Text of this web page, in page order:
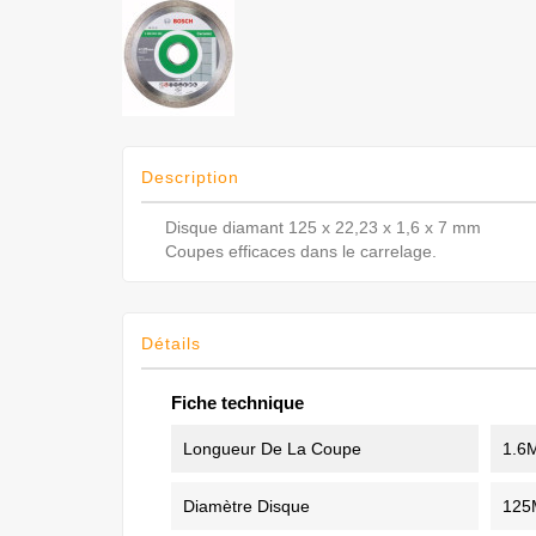
Description
Disque diamant 125 x 22,23 x 1,6 x 7 mm
Coupes efficaces dans le carrelage.
Détails
Fiche technique
Longueur De La Coupe
Diamètre Disque